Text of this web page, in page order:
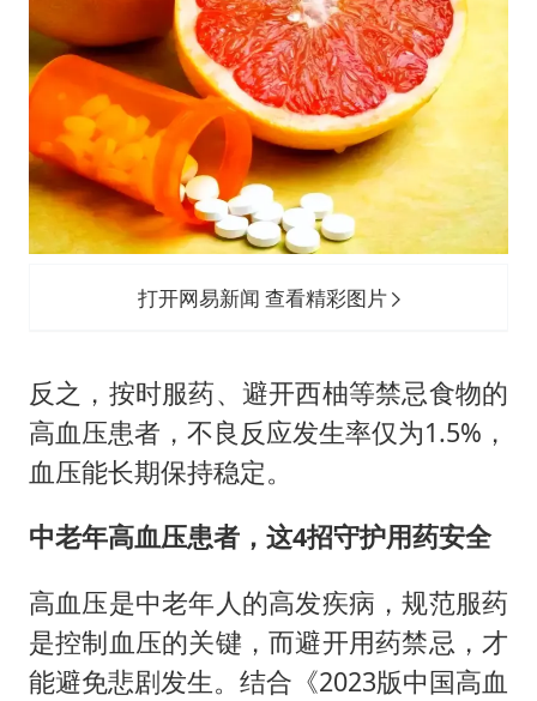
打开网易新闻 查看精彩图片
反之，按时服药、避开西柚等禁忌食物的
高血压患者，不良反应发生率仅为1.5%，
血压能长期保持稳定。
中老年高血压患者，这4招守护用药安全
高血压是中老年人的高发疾病，规范服药
是控制血压的关键，而避开用药禁忌，才
能避免悲剧发生。结合《2023版中国高血